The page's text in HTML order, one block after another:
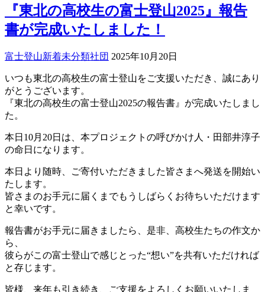
『東北の高校生の富士登山2025』報告
書が完成いたしました！
富士登山新着未分類社団 2025年10月20日
いつも東北の高校生の富士登山をご支援いただき、誠にあり
がとうございます。
『東北の高校生の富士登山2025の報告書』が完成いたしまし
た。
本日10月20日は、本プロジェクトの呼びかけ人・田部井淳子
の命日になります。
本日より随時、ご寄付いただきました皆さまへ発送を開始い
たします。
皆さまのお手元に届くまでもうしばらくお待ちいただけます
と幸いです。
報告書がお手元に届きましたら、是非、高校生たちの作文か
ら、
彼らがこの富士登山で感じとった“想い”を共有いただければ
と存じます。
皆様、来年も引き続き、ご支援をよろしくお願いいたしま